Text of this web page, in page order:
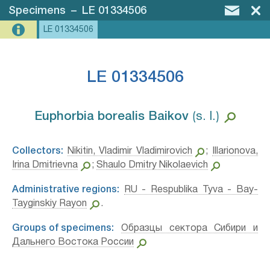
Specimens – LE 01334506
LE 01334506
LE 01334506
Euphorbia borealis Baikov⁣ ⟮s. l.⟯
Collectors: Nikitin, Vladimir Vladimirovich ;
Illarionova,
Irina Dmitrievna
; Shaulo Dmitry Nikolaevich
Administrative regions:
RU - Respublika Tyva - Bay-
Tayginskiy Rayon
.
Groups of specimens:
Образцы сектора Сибири и
Дальнего Востока России